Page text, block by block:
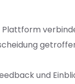
Plattform
und